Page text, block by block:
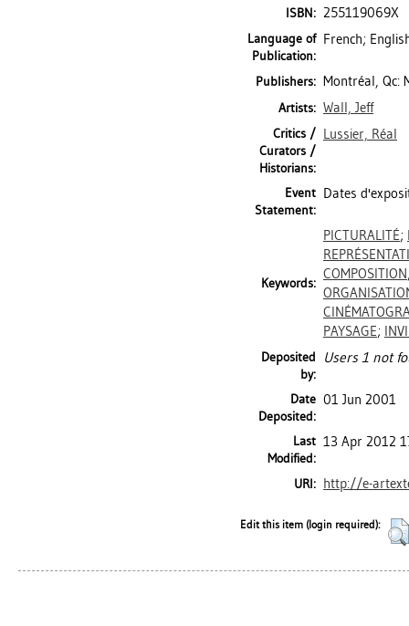
ISBN: 255119069X
Language of
Publication:
French;
Publishers: Montréal, Qc:
Artists: Wall, Jeff
Critics /
Curators /
Historians:
Lussier, Réal
Event
Statement:
Dates
Keywords:
PICTURALITÉ;
COMPOSITION
PAYSAGE;
Deposited
by:
Users 1 not
Date
Deposited:
01 Jun 2001
Last
Modified:
13 Apr 2012
URI: http://e-
Edit this item (login required):